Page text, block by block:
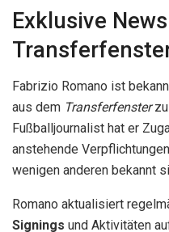
Exklusive
Fabrizio Romano ist
aus dem Transferfensterzu
Fußballjournalist hat er
anstehende
wenigen anderen bekannt
Romano aktualisiert
Signings und Aktivitäten